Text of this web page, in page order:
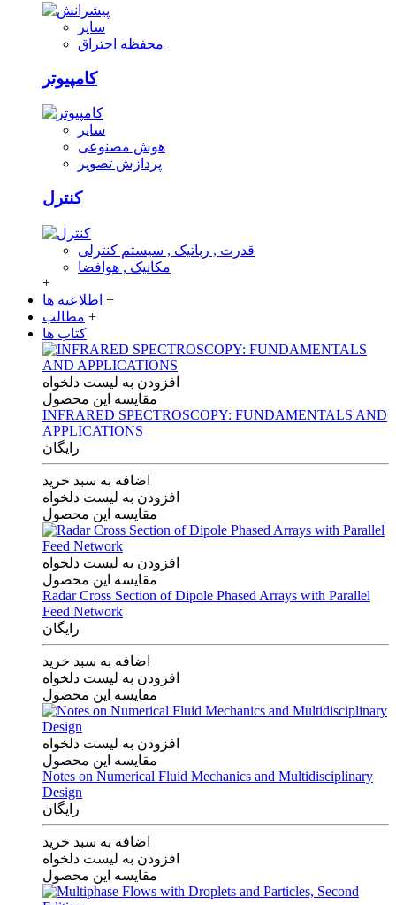
سایر
محفظه احتراق
کامپیوتر
سایر
هوش مصنوعی
پردازش تصویر
کنترل
قدرت , رباتیک , سیستم کنترلی
مکانیک , هوافضا
+
اطلاعیه ها +
مطالب +
کتاب ها
افزودن به لیست دلخواه
مقایسه این محصول
INFRARED SPECTROSCOPY: FUNDAMENTALS AND
APPLICATIONS
رایگان
اضافه به سبد خرید
افزودن به لیست دلخواه
مقایسه این محصول
افزودن به لیست دلخواه
مقایسه این محصول
Radar Cross Section of Dipole Phased Arrays with Parallel
Feed Network
رایگان
اضافه به سبد خرید
افزودن به لیست دلخواه
مقایسه این محصول
افزودن به لیست دلخواه
مقایسه این محصول
Notes on Numerical Fluid Mechanics and Multidisciplinary
Design
رایگان
اضافه به سبد خرید
افزودن به لیست دلخواه
مقایسه این محصول